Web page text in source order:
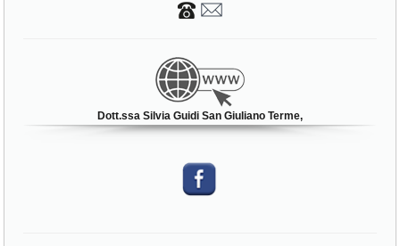
Dott.ssa Silvia Guidi San Giuliano Terme,